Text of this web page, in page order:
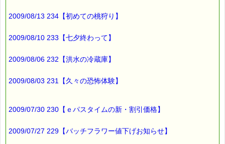
急に寒くなります。
やっぱり鍋物ですね
寒くなると
鍋物が多くなる我が家です (*^_^*)
高確率クーポンですよー
2009/08/13 234【初めての桃狩り】
2009/08/10 233【七夕終わって】
2009/08/06 232【洪水の冷蔵庫】
2009/08/03 231【久々の恐怖体験】
2009/07/30 230【ｅパスタイムの新・割引価格】
2009/07/27 229【バッチフラワー値下げお知らせ】